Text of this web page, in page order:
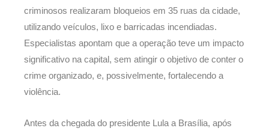
criminosos realizaram bloqueios em 35 ruas da cidade,
utilizando veículos, lixo e barricadas incendiadas.
Especialistas apontam que a operação teve um impacto
significativo na capital, sem atingir o objetivo de conter o
crime organizado, e, possivelmente, fortalecendo a
violência.
Antes da chegada do presidente Lula a Brasília, após